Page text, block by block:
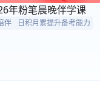
年粉笔晨晚伴学课
伴 日积月累提升备考能力